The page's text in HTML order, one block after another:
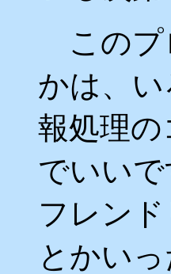
このプ
かは、
報処理
でいい
フレン
とかい